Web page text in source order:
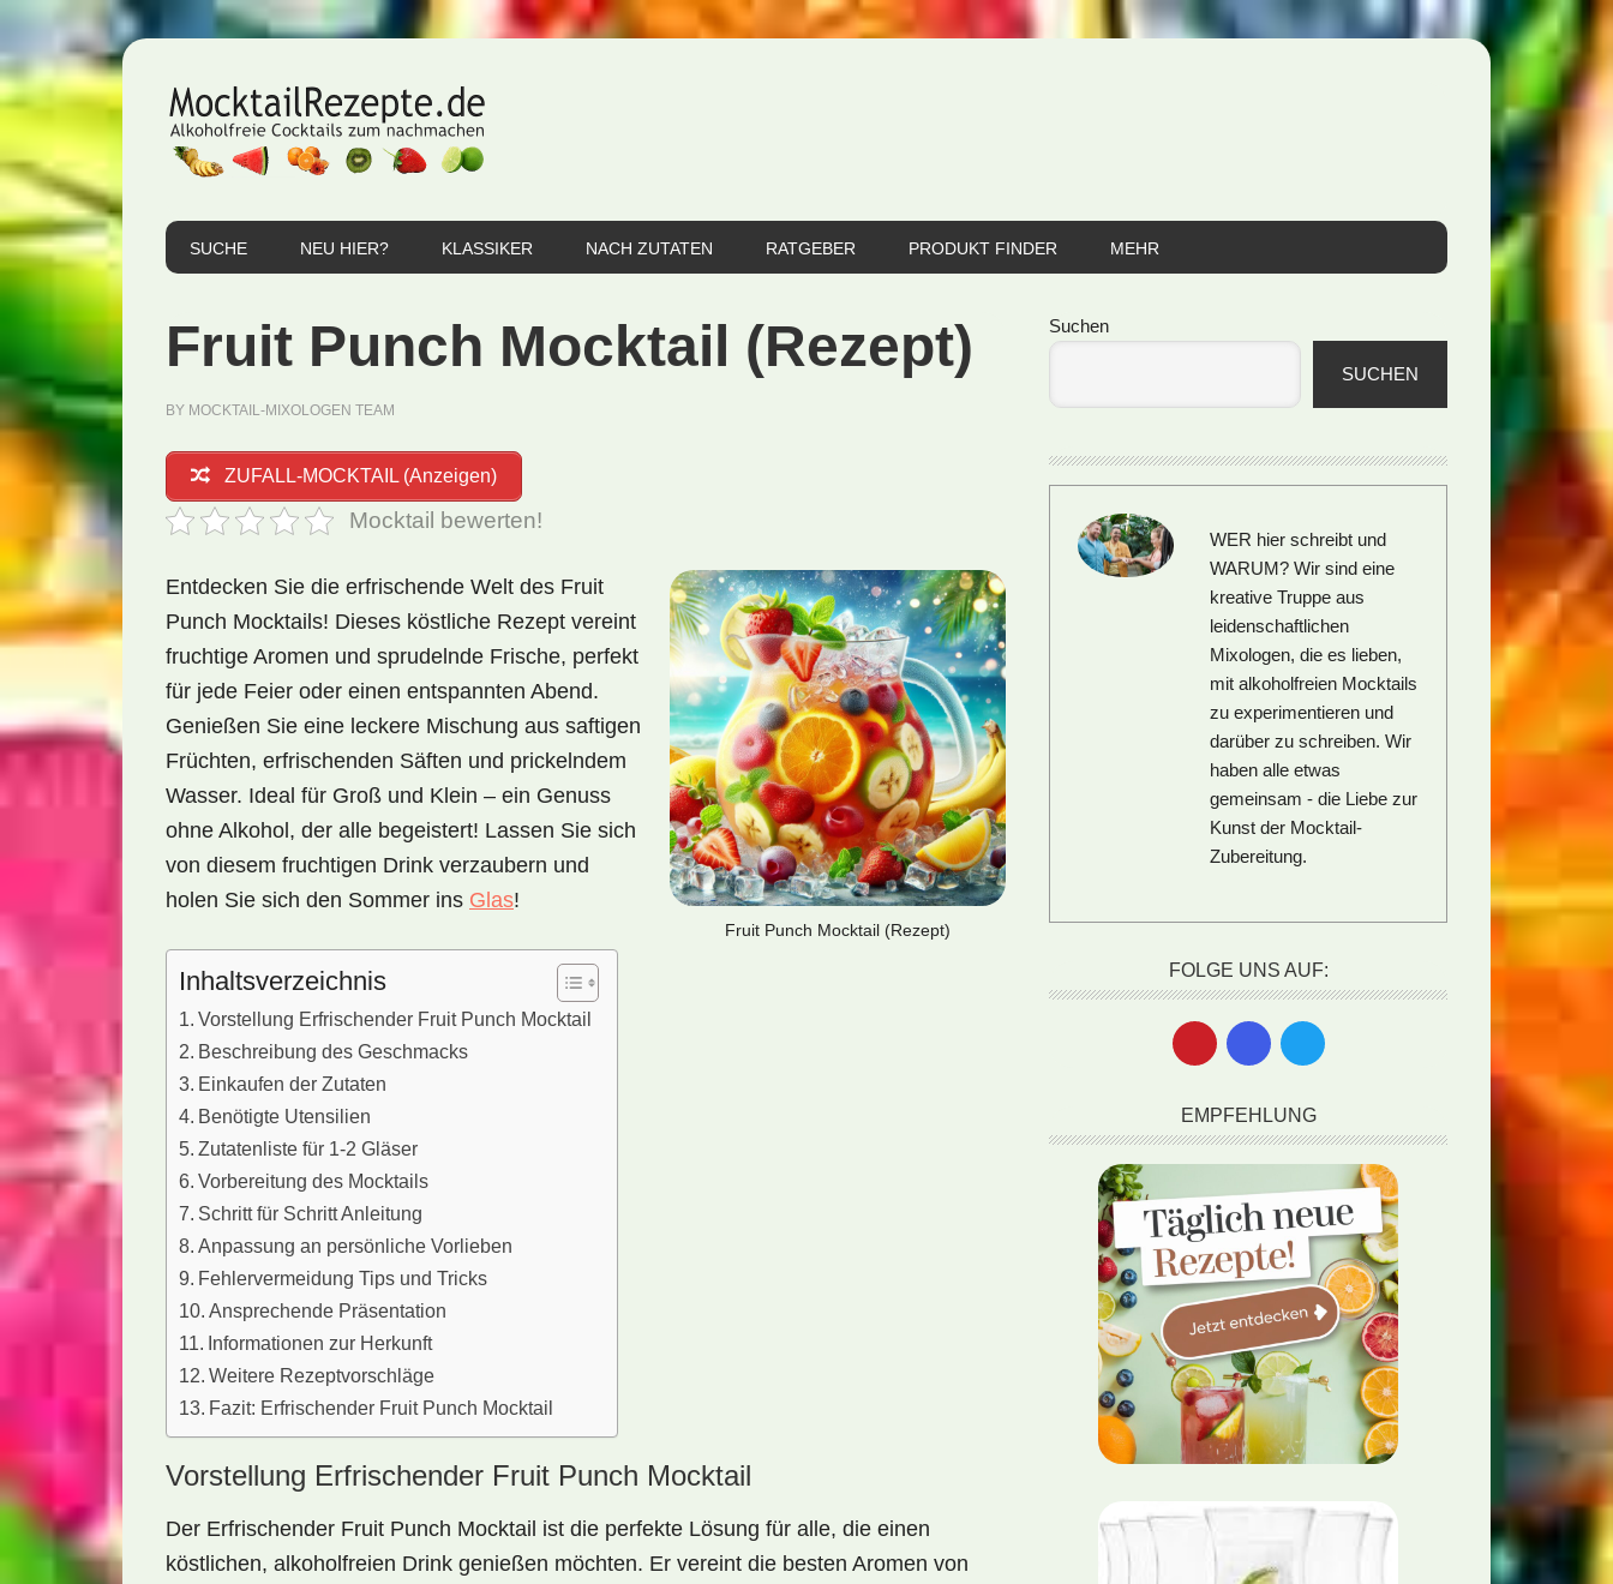
Hauptnavigation
springen
Inhalt
springen
Seitenspalte
springen
SUCHE NEU HIER? KLASSIKER NACH ZUTATEN RATGEBER PRODUKT FINDER MEHR
Fruit Punch Mocktail (Rezept)
BY MOCKTAIL-MIXOLOGEN TEAM
ZUFALL-MOCKTAIL (Anzeigen)
Mocktail bewerten!
Fruit Punch Mocktail (Rezept)
Entdecken Sie die erfrischende Welt des Fruit
Punch Mocktails! Dieses köstliche Rezept vereint
fruchtige Aromen und sprudelnde Frische, perfekt
für jede Feier oder einen entspannten Abend.
Genießen Sie eine leckere Mischung aus saftigen
Früchten, erfrischenden Säften und prickelndem
Wasser. Ideal für Groß und Klein – ein Genuss
ohne Alkohol, der alle begeistert! Lassen Sie sich
von diesem fruchtigen Drink verzaubern und
holen Sie sich den Sommer ins Glas!
Inhaltsverzeichnis
Vorstellung Erfrischender Fruit Punch Mocktail
Beschreibung des Geschmacks
Einkaufen der Zutaten
Benötigte Utensilien
Zutatenliste für 1-2 Gläser
Vorbereitung des Mocktails
Schritt für Schritt Anleitung
Anpassung an persönliche Vorlieben
Fehlervermeidung Tips und Tricks
Ansprechende Präsentation
Informationen zur Herkunft
Weitere Rezeptvorschläge
Fazit: Erfrischender Fruit Punch Mocktail
Vorstellung Erfrischender Fruit Punch Mocktail
Der Erfrischender Fruit Punch Mocktail ist die perfekte Lösung für alle, die einen
köstlichen, alkoholfreien Drink genießen möchten. Er vereint die besten Aromen von
Seitenspalte
Suchen
SUCHEN
WER hier schreibt und
WARUM?Wir sind eine
kreative Truppe aus
leidenschaftlichen
Mixologen, die es lieben,
mit alkoholfreien Mocktails
zu experimentieren und
darüber zu schreiben. Wir
haben alle etwas
gemeinsam - die Liebe zur
Kunst der Mocktail-
Zubereitung.
FOLGE UNS AUF:
EMPFEHLUNG